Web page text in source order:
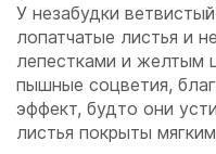
У незабудки
лопатчатые листья и
лепестками и желтым
пышные соцветия,
эффект, будто они
листья покрыты